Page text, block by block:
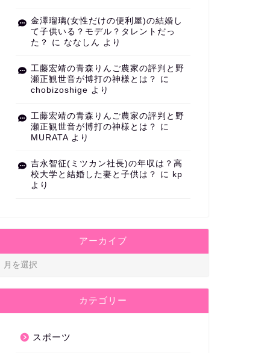
金澤瑠璃(女性だけの便利屋)の結婚し
て子供いる？モデル？タレントだっ
た？
に ななしん より
工藤宏靖の青森りんご農家の評判と野
瀬正観世音が博打の神様とは？
に
chobizoshige より
工藤宏靖の青森りんご農家の評判と野
瀬正観世音が博打の神様とは？
に
MURATAより
吉永智征(ミツカン社長)の年収は？高
校大学と結婚した妻と子供は？
に kp
より
アーカイブ
カテゴリー
スポーツ